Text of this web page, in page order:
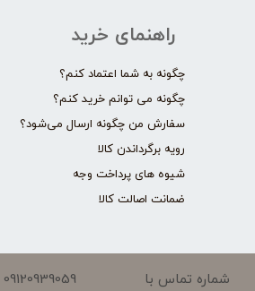
راهنمای خرید
چگونه به شما اعتماد کنم؟
چگونه می توانم خرید کنم؟
سفارش من چگونه ارسال می‌شود؟
رویه برگرداندن کالا
شیوه های پرداخت وجه
ضمانت اصالت کالا
شماره تماس با
09120939059